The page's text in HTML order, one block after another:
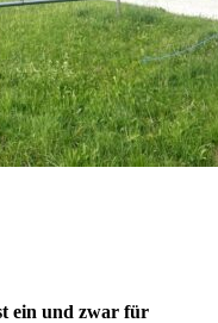
ein und zwar für